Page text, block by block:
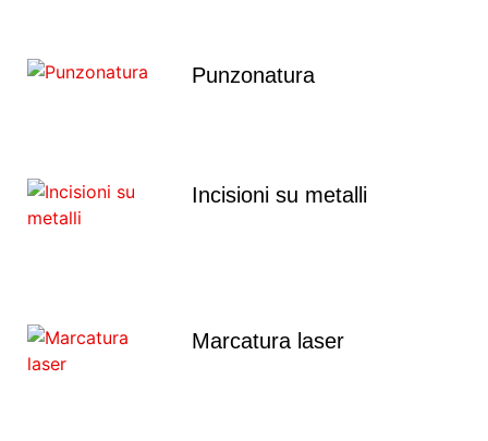
Punzonatura
Incisioni su metalli
Marcatura laser